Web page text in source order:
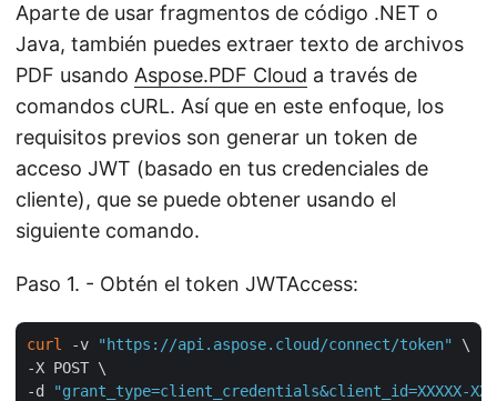
Aparte de usar fragmentos de código .NET o
Java, también puedes extraer texto de archivos
PDF usando Aspose.PDF Cloud a través de
comandos cURL. Así que en este enfoque, los
requisitos previos son generar un token de
acceso JWT (basado en tus credenciales de
cliente), que se puede obtener usando el
siguiente comando.
Paso 1. - Obtén el token JWTAccess:
curl -v "https://api.aspose.cloud/connect/token"
\
-X POST \
-d
"grant_type=client_credentials&client_id=XXXXX-